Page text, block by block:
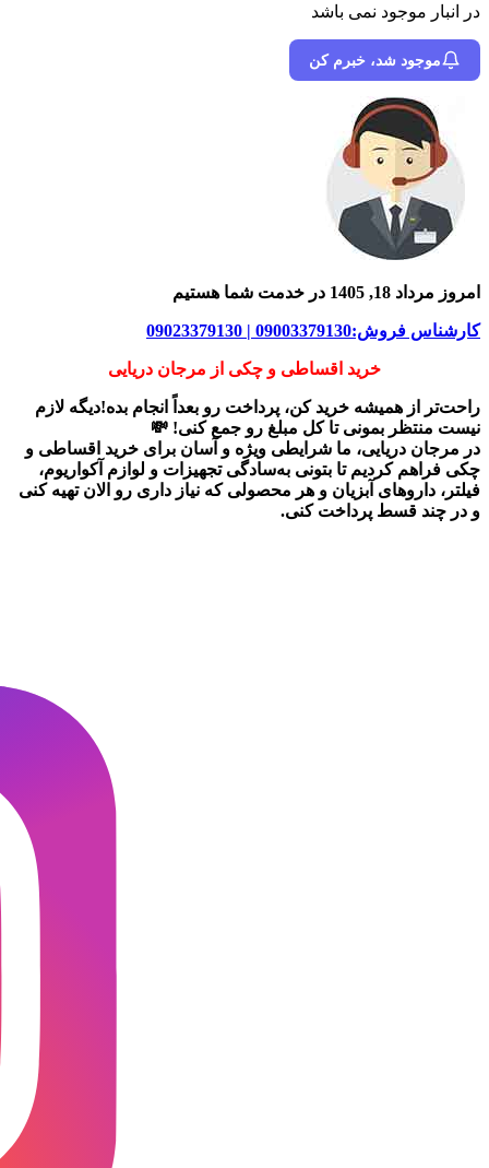
در انبار موجود نمی باشد
موجود شد، خبرم کن
امروز مرداد 18, 1405 در خدمت شما هستیم
کارشناس فروش:09003379130 | 09023379130
خرید اقساطی و چکی از مرجان دریایی
راحت‌تر از همیشه خرید کن، پرداخت رو بعداً انجام بده!دیگه لازم
نیست منتظر بمونی تا کل مبلغ رو جمع کنی! 💸
در مرجان دریایی، ما شرایطی ویژه و آسان برای خرید اقساطی و
چکی فراهم کردیم تا بتونی به‌سادگی تجهیزات و لوازم آکواریوم،
فیلتر، داروهای آبزیان و هر محصولی که نیاز داری رو الان تهیه کنی
و در چند قسط پرداخت کنی.